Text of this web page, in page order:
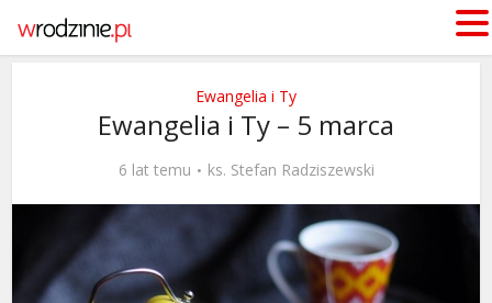
Ewangelia i Ty
Ewangelia i Ty – 5 marca
6 lat temu ks. Stefan Radziszewski